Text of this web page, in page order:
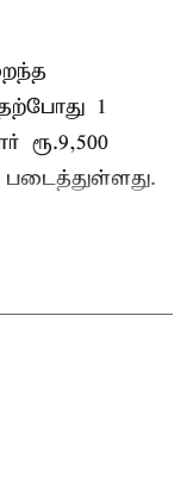
1
ரூ.9,500